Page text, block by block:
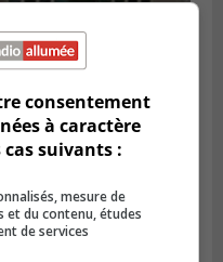
pour
consentement
à caractère
suivants :
mesure de
et du contenu, études
de services